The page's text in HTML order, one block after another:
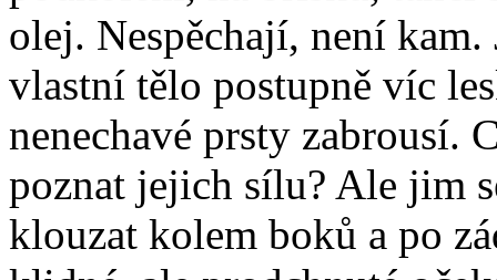
olej. Nespěchají, není
vlastní tělo postupně víc
nenechavé prsty zabrousí.
poznat jejich sílu? Ale jim
klouzat kolem boků a po